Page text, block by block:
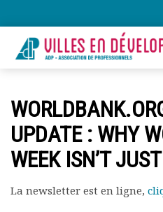
contact@villes-
Accueil
Qui sommes-nous ?
UPDATE : WHY
WEEK ISN’T
La newsletter est en ligne,